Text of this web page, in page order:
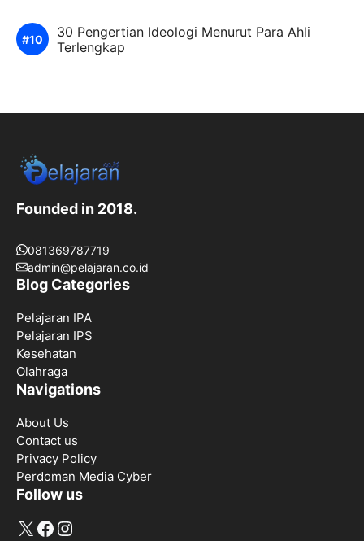
30 Pengertian Ideologi Menurut Para Ahli
Terlengkap
Founded in 2018.
081369787719
admin@pelajaran.co.id
Blog Categories
Pelajaran IPA
Pelajaran IPS
Kesehatan
Olahraga
Navigations
About Us
Contact us
Privacy Policy
Perdoman Media Cyber
Follow us
X Facebook
Instagram